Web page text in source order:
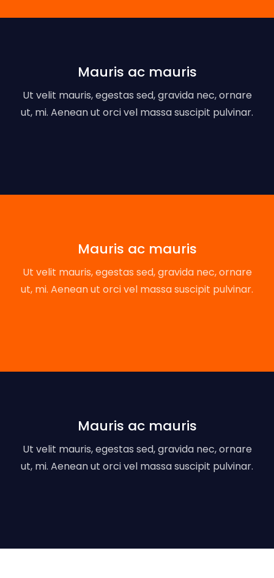
Mauris ac mauris
Ut velit mauris, egestas sed, gravida nec, ornare
ut, mi. Aenean ut orci vel massa suscipit pulvinar.
Mauris ac mauris
Ut velit mauris, egestas sed, gravida nec, ornare
ut, mi. Aenean ut orci vel massa suscipit pulvinar.
Mauris ac mauris
Ut velit mauris, egestas sed, gravida nec, ornare
ut, mi. Aenean ut orci vel massa suscipit pulvinar.